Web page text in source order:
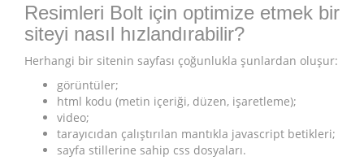
Resimleri Bolt için optimize etmek bir
siteyi nasıl hızlandırabilir?
Herhangi bir sitenin sayfası çoğunlukla şunlardan oluşur:
görüntüler;
html kodu (metin içeriği, düzen, işaretleme);
video;
tarayıcıdan çalıştırılan mantıkla javascript betikleri;
sayfa stillerine sahip css dosyaları.